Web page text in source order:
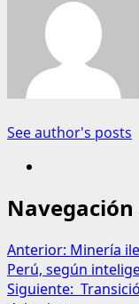
See author's posts
Anterior: Minería
Perú, según
Siguiente: